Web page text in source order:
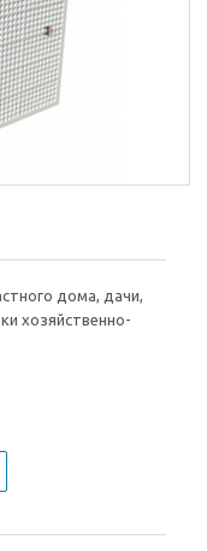
дома, дачи,
хозяйственно-